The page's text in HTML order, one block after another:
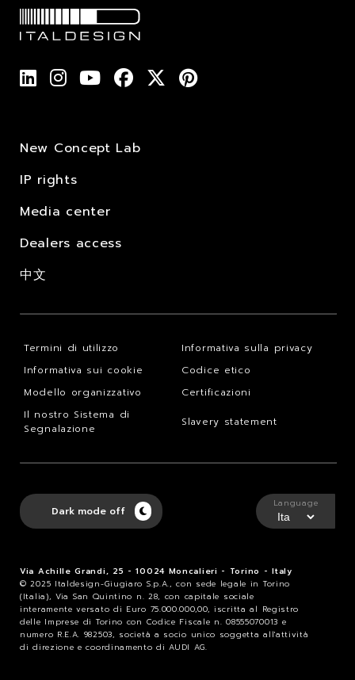
New Concept Lab
IP rights
Media center
Dealers access
中文
Termini di utilizzo
Informativa sulla privacy
Informativa sui cookie
Codice etico
Modello organizzativo
Certificazioni
Il nostro Sistema di
Segnalazione
Slavery statement
Via Achille Grandi, 25 - 10024 Moncalieri - Torino - Italy
© 2025 Italdesign-Giugiaro S.p.A., con sede legale in Torino
(Italia), Via San Quintino n. 28, con capitale sociale
interamente versato di Euro 75.000.000,00, iscritta al Registro
delle Imprese di Torino con Codice Fiscale n. 08555070013 e
numero R.E.A. 982503, società a socio unico soggetta all'attività
di direzione e coordinamento di AUDI AG.
Dark mode off
Language